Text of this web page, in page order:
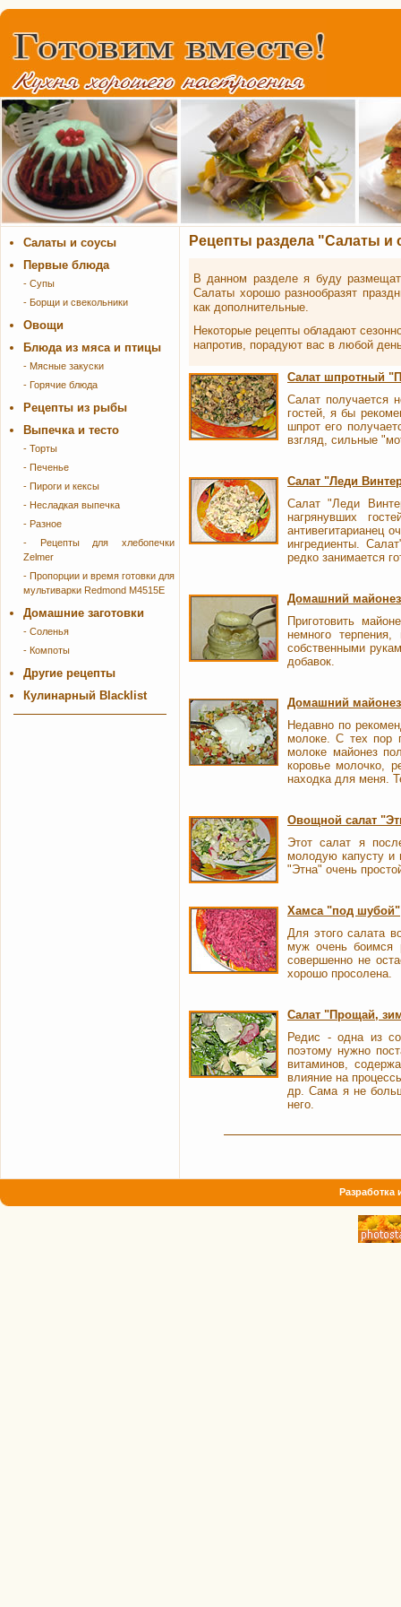
Салаты и соусы
Первые блюда
- Супы
- Борщи и свекольники
Овощи
Блюда из мяса и птицы
- Мясные закуски
- Горячие блюда
Рецепты из рыбы
Выпечка и тесто
- Торты
- Печенье
- Пироги и кексы
- Несладкая выпечка
- Разное
- Рецепты для хлебопечки
Zelmer
- Пропорции и время готовки для
мультиварки Redmond M4515E
Домашние заготовки
- Соленья
- Компоты
Другие рецепты
Кулинарный Blacklist
Рецепты раздела "Салаты и
В данном разделе я буду
Салаты хорошо разнообразят
как дополнительные.
Некоторые рецепты обладают
напротив, порадуют вас в любой
Салат шпротный
Салат получается
гостей, я бы
шпрот его
взгляд, сильные
Салат "Леди
Салат "Леди
нагрянувших
антивегитарианец
ингредиенты.
редко занимается
Домашний майонез
Приготовить
немного
собственными
добавок.
Домашний
Недавно по
молоке. С тех пор
молоке майонез
коровье молочко,
находка для меня.
Овощной салат
Этот салат я
молодую капусту и
"Этна" очень
Хамса "под шубой"
Для этого салата
муж очень боимся
совершенно не
хорошо просолена.
Салат "Прощай,
Редис - одна из
поэтому нужно
витаминов,
влияние на
др. Сама я не
него.
Разработка